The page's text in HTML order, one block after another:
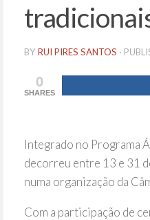
BY RUI PIRES SANTOS ·
0
SHARES
Integrado no Programa
decorreu entre 13 e 31
numa organização da
Com a participação de